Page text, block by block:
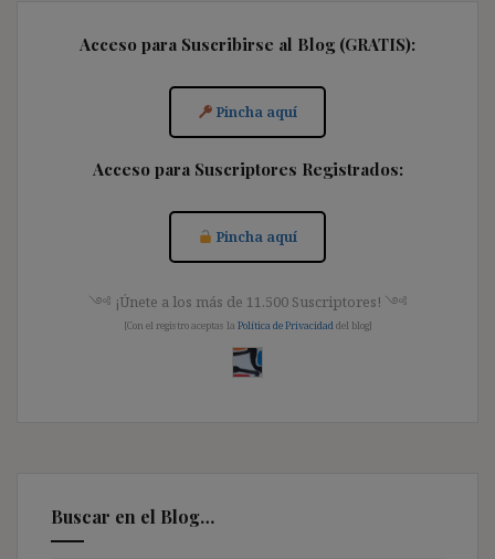
Acceso para Suscribirse al Blog (GRATIS):
Pincha aquí
Acceso para Suscriptores Registrados:
Pincha aquí
༺ ¡Únete a los más de 11.500 Suscriptores! ༺
[Con el registro aceptas la Política de Privacidad del blog]
Buscar en el Blog…